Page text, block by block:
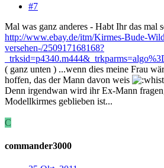
#7
Mal was ganz anderes - Habt Ihr das mal
http://www.ebay.de/itm/Kirmes-Bude-
versehen-/250917168168?
( ganz unten ) ...wenn dies meine Frau
hoffen, das der Mann davon weis
Denn irgendwan wird ihr Ex-Mann
Modellkirmes geblieben ist...
C
commander3000